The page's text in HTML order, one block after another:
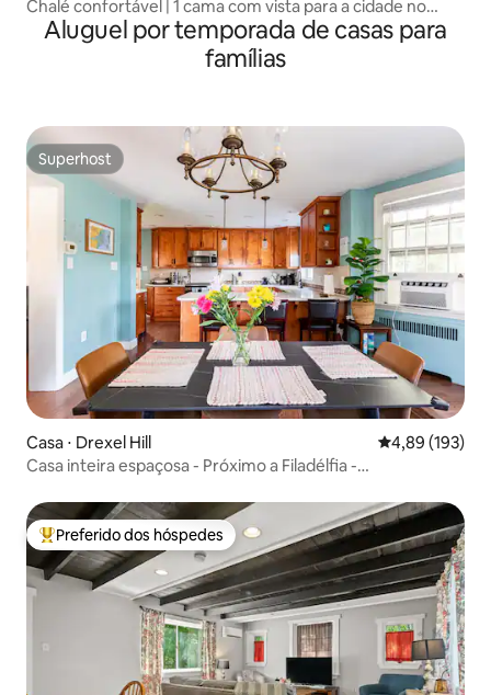
Chalé confortável | 1 cama com vista para a cidade no
centro da cidade
Aluguel por temporada de casas para
famílias
Superhost
Superhost
Casa ⋅ Drexel Hill 4,89 de uma
4,89 (193)
Casa inteira espaçosa - Próximo a Filadélfia -
Entre os melhores preferidos dos hóspedes
Preferido dos hóspedes